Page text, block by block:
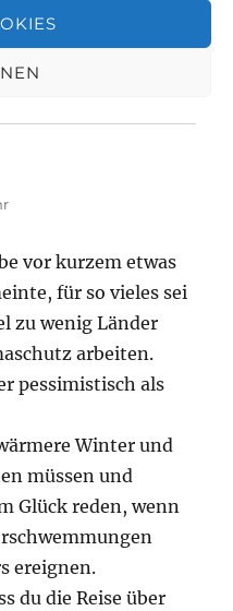
und grüß die Alpen
vor kurzem etwas
für so vieles sei
zu wenig Länder
arbeiten.
pessimistisch als
Winter und
müssen und
Glück reden, wenn
ereignen.
du die Reise über